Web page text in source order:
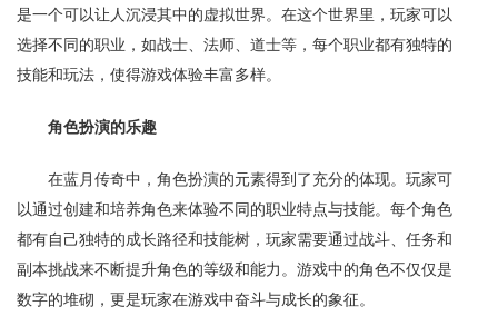
是一个可以让人沉浸其中的虚拟世界。在这个世界里，玩家可以
选择不同的职业，如战士、法师、道士等，每个职业都有独特的
技能和玩法，使得游戏体验丰富多样。
角色扮演的乐趣
在蓝月传奇中，角色扮演的元素得到了充分的体现。玩家可
以通过创建和培养角色来体验不同的职业特点与技能。每个角色
都有自己独特的成长路径和技能树，玩家需要通过战斗、任务和
副本挑战来不断提升角色的等级和能力。游戏中的角色不仅仅是
数字的堆砌，更是玩家在游戏中奋斗与成长的象征。